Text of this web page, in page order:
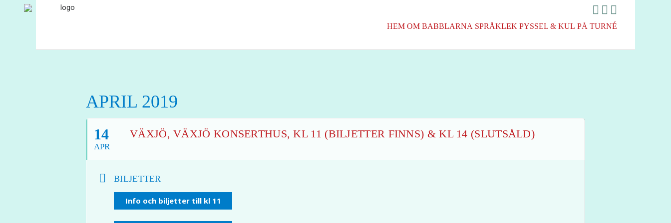
HEM OM BABBLARNA SPRÅKLEK PYSSEL & KUL PÅ TURNÉ
APRIL 2019
14
APR
VÄXJÖ, VÄXJÖ KONSERTHUS, KL 11 (BILJETTER FINNS) & KL 14 (SLUTSÅLD)
BILJETTER
Info och biljetter till kl 11